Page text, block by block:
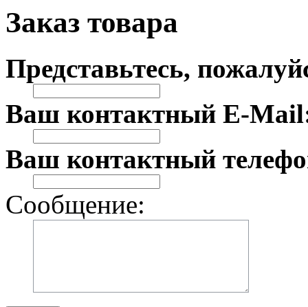
Заказ товара
Представьтесь,
Ваш контактный E-
Ваш контактный
Сообщение: